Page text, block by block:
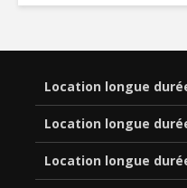
Location longue
Location longue
Location longue